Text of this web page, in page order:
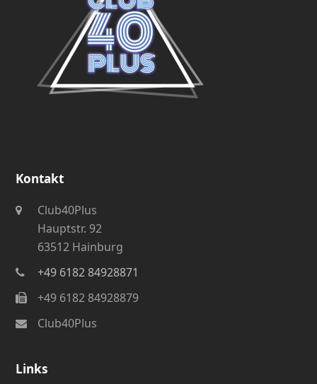
Kontakt
Club40Plus
Hauptstr. 92
63512 Hainburg
+49 6182 84928871
+49 6182 84928879
Club40Plus
Links